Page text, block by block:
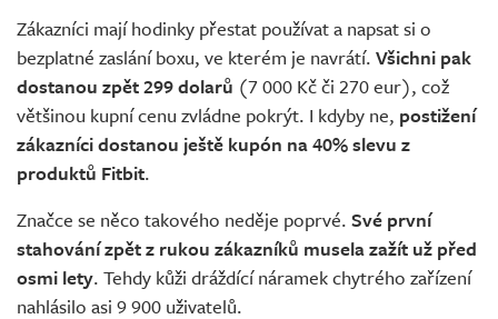
Zákazníci mají hodinky přestat používat a napsat si o
bezplatné zaslání boxu, ve kterém je navrátí. Všichni pak
dostanou zpět 299 dolarů (7 000 Kč či 270 eur), což
většinou kupní cenu zvládne pokrýt. I kdyby ne, postižení
zákazníci dostanou ještě kupón na 40% slevu z
produktů Fitbit.
Značce se něco takového neděje poprvé. Své první
stahování zpět z rukou zákazníků musela zažít už před
osmi lety. Tehdy kůži dráždící náramek chytrého zařízení
nahlásilo asi 9 900 uživatelů.